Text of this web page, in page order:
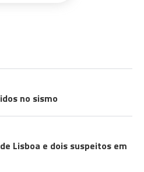
no sismo
Lisboa e dois suspeitos em